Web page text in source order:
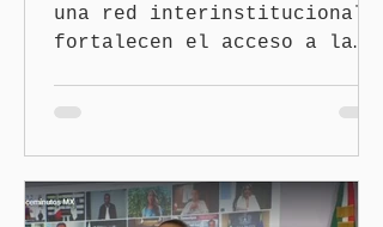
una red interinstitucional
fortalecen el acceso a la
feminicidio en Puebla
disminuyó en un 60 por
ciento, durante el primer